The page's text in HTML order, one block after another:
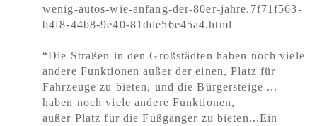
wenig-autos-wie-anfang-der-80er-jahre.7f71f563-
b4f8-44b8-9e40-81dde56e45a4.html
“Die Straßen in den Großstädten haben noch viele
andere Funktionen außer der einen, Platz für
Fahrzeuge zu bieten, und die Bürgersteige ...
haben noch viele andere Funktionen,
außer Platz für die Fußgänger zu bieten...Ein